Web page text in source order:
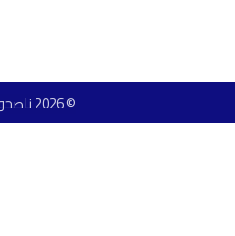
© 2026 ناصحون